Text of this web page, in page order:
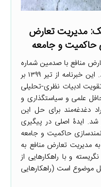
مدیریت تعارض
حاکمیت و جامعه
منافع با صدمین شماره
در دورۀ فعلی خود پایان می‌پذیرد. این خبرنامه از تیر ۱۳۹۹ بر
ادبیات نظری-تحلیلی
علمی و سیاستگذاری و
دغدغه‌مند برای حل این
ایدۀ اصلی در پیگیری
حاکمیت و جامعه
مدیریت تعارض منافع به
و با راهکارهایی از
است (راهکارهایی